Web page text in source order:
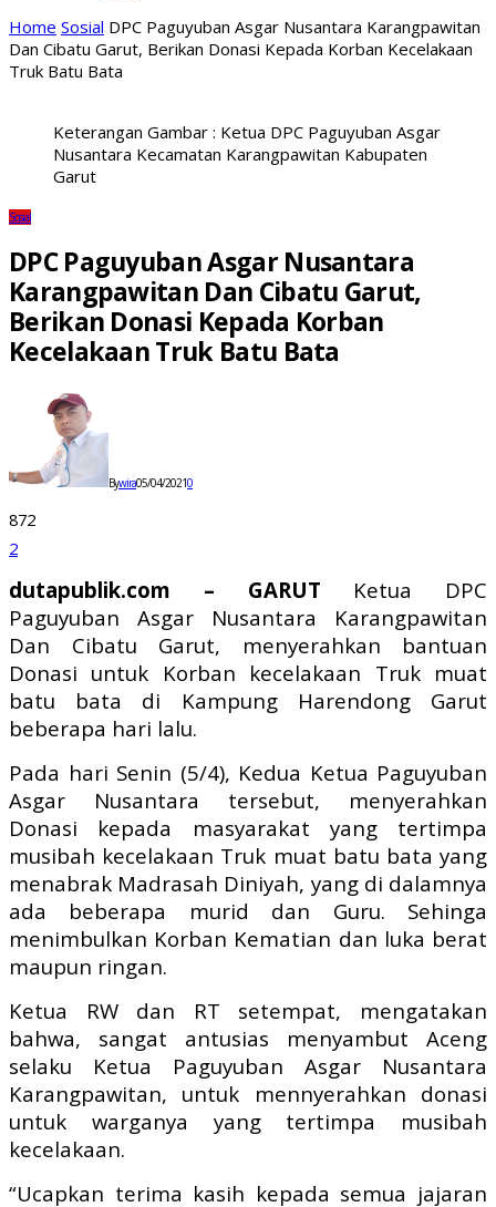
Home Sosial DPC Paguyuban Asgar Nusantara Karangpawitan
Dan Cibatu Garut, Berikan Donasi Kepada Korban Kecelakaan
Truk Batu Bata
Keterangan Gambar : Ketua DPC Paguyuban Asgar
Nusantara Kecamatan Karangpawitan Kabupaten
Garut
Sosial
DPC Paguyuban Asgar Nusantara
Karangpawitan Dan Cibatu Garut,
Berikan Donasi Kepada Korban
Kecelakaan Truk Batu Bata
Bywira05/04/20210
872
2
dutapublik.com – GARUT Ketua DPC
Paguyuban Asgar Nusantara Karangpawitan
Dan Cibatu Garut, menyerahkan bantuan
Donasi untuk Korban kecelakaan Truk muat
batu bata di Kampung Harendong Garut
beberapa hari lalu.
Pada hari Senin (5/4), Kedua Ketua Paguyuban
Asgar Nusantara tersebut, menyerahkan
Donasi kepada masyarakat yang tertimpa
musibah kecelakaan Truk muat batu bata yang
menabrak Madrasah Diniyah, yang di dalamnya
ada beberapa murid dan Guru. Sehinga
menimbulkan Korban Kematian dan luka berat
maupun ringan.
Ketua RW dan RT setempat, mengatakan
bahwa, sangat antusias menyambut Aceng
selaku Ketua Paguyuban Asgar Nusantara
Karangpawitan, untuk mennyerahkan donasi
untuk warganya yang tertimpa musibah
kecelakaan.
“Ucapkan terima kasih kepada semua jajaran